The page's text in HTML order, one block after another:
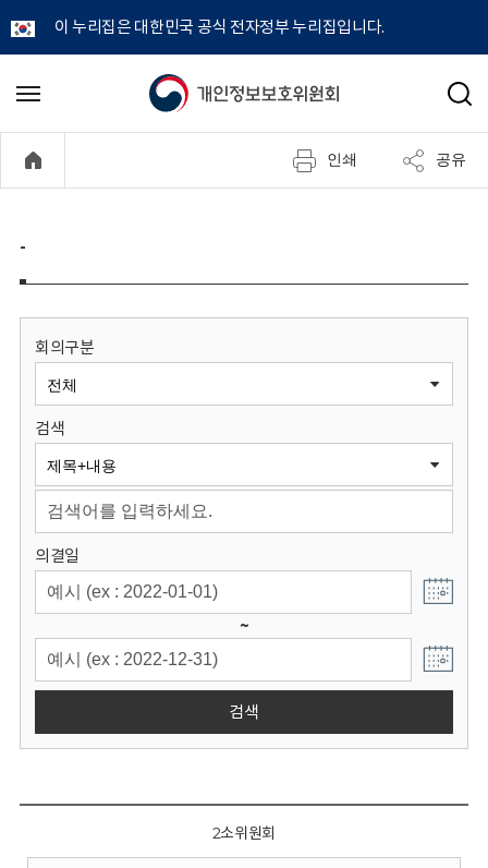
이 누리집은 대한민국 공식 전자정부 누리집입니다.
개
정
보
원
회
메
기
검
인쇄 공유
-
회의구분
검색
의결일
~
검색
2소위원회